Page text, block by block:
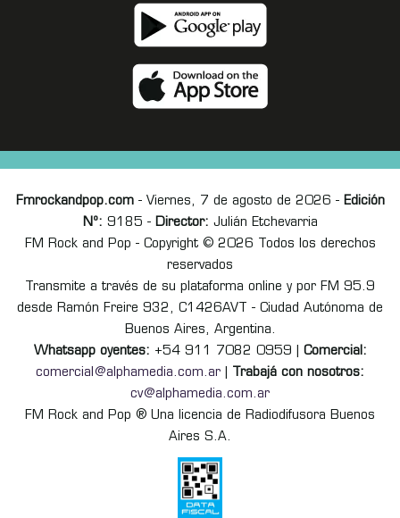
Fmrockandpop.com- Viernes, 7 de agosto de 2026 - Edición
Nº: 9185 - Director: Julián Etchevarria
FM Rock and Pop - Copyright © 2026 Todos los derechos
reservados
Transmite a través de su plataforma online y por FM 95.9
desde Ramón Freire 932, C1426AVT - Ciudad Autónoma de
Buenos Aires, Argentina.
Whatsapp oyentes: +54 911 7082 0959 | Comercial:
comercial@alphamedia.com.ar
Trabajá con nosotros:
cv@alphamedia.com.ar
FM Rock and Pop ® Una licencia de Radiodifusora Buenos
Aires S.A.